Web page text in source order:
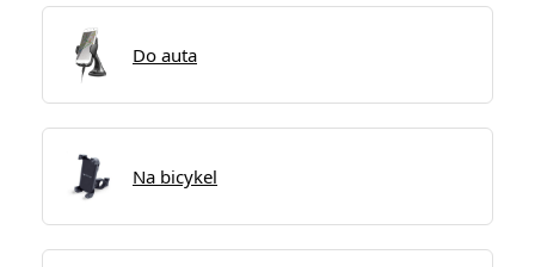
Do auta
Na bicykel